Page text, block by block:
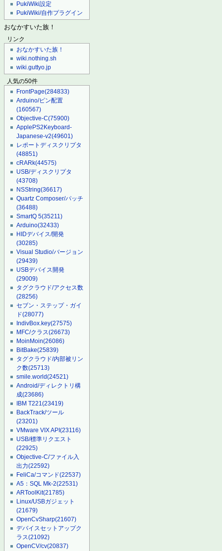
PukiWiki設定
PukiWiki/自作プラグイン
おなかすいた族！
リンク
おなかすいた族！
wiki.nothing.sh
wiki.guttyo.jp
人気の50件
FrontPage(284833)
Arduino/ピン配置
(160567)
Objective-C(75900)
ApplePS2Keyboard-
Japanese-v2(49601)
レポートディスクリプタ
(48851)
cRARk(44575)
USB/ディスクリプタ
(43708)
NSString(36617)
Quartz Composer/パッチ
(36488)
SmartQ 5(35211)
Arduino(32433)
HIDデバイス/開発
(30285)
Visual Studio/バージョン
(29439)
USBデバイス開発
(29009)
タグクラウド/アクセス数
(28256)
セブン・ステップ・ガイ
ド(28077)
IndivBox.key(27575)
MFC/クラス(26673)
MoinMoin(26086)
BitBake(25839)
タグクラウド/内部被リン
ク数(25713)
smile.world(24521)
Android/ディレクトリ構
成(23686)
IBM T221(23419)
BackTrack/ツール
(23201)
VMware VIX API(23116)
USB/標準リクエスト
(22925)
Objective-C/ファイル入
出力(22592)
FeliCa/コマンド(22537)
A5：SQL Mk-2(22531)
ARToolKit(21785)
Linux/USBガジェット
(21679)
OpenCvSharp(21607)
デバイスセットアップク
ラス(21092)
OpenCV/cv(20837)